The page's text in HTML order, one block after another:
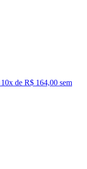
10x de R$ 164,00 sem